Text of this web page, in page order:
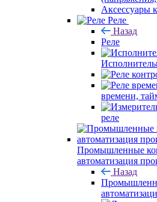
Аксессуары
Реле
Назад
Реле
времени,
реле
Промышленные
автоматизация
Назад